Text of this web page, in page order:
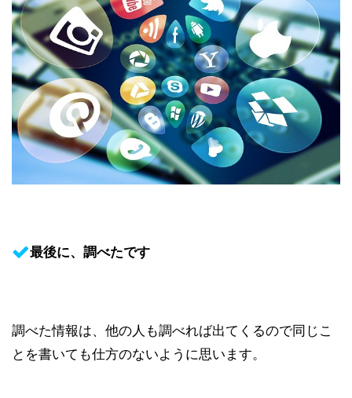
最後に、調べたです
調べた情報は、他の人も調べれば出てくるので同じこ
とを書いても仕方のないように思います。